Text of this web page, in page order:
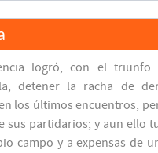
logró, con el triunfo
detener la racha de
los últimos encuentros,
sus partidarios; y aun ello
campo y a expensas de